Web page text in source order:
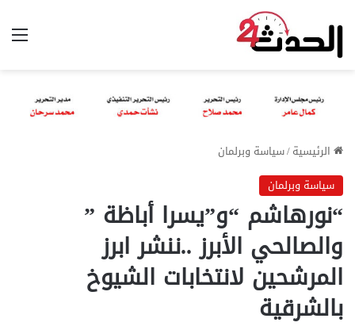
الرئيسية/سياسة وبرلمان
سياسة وبرلمان
“نورهاشم “و”يسرا أباظة ”
والصالحي الأبرز ..ننشر ابرز
المرشحين لانتخابات الشيوخ
بالشرقية